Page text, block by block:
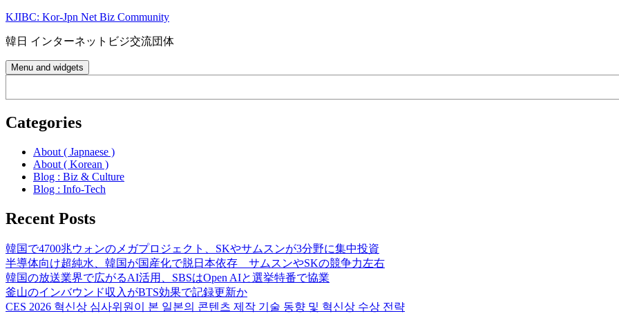
Skip
content
KJIBC: Kor-Jpn Net Biz Community
韓日 インターネットビジ交流団体
Menu and widgets
Categories
About ( Japnaese )
About ( Korean )
Blog : Biz & Culture
Blog : Info-Tech
Recent Posts
韓国で4700兆ウォンのメガプロジェクト、SKやサムスンが3分野に集中投資
半導体向け超純水、韓国が国産化で脱日本依存 サムスンやSKの競争力左右
韓国の放送業界で広がるAI活用、SBSはOpen AIと選挙特番で協業
釜山のインバウンド収入がBTS効果で記録更新か
CES 2026 혁신상 심사위원이 본 일본의 콘텐츠 제작 기술 동향 및 혁신상 수상 전략